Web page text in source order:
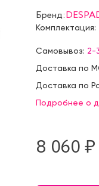
Бренд:
Комплектация:
Самовывоз: 2-
Доставка по
Доставка по
Подробнее о
8 060 ₷